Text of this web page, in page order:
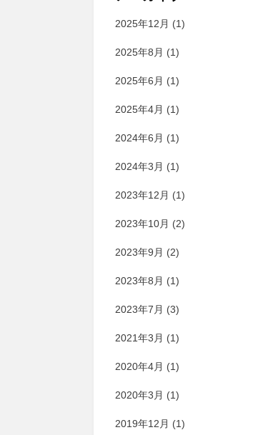
2025年12月 (1)
2025年8月 (1)
2025年6月 (1)
2025年4月 (1)
2024年6月 (1)
2024年3月 (1)
2023年12月 (1)
2023年10月 (2)
2023年9月 (2)
2023年8月 (1)
2023年7月 (3)
2021年3月 (1)
2020年4月 (1)
2020年3月 (1)
2019年12月 (1)